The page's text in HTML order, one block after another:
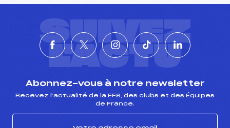
SUIVEZ
L'ACTU
Abonnez-vous à notre newsletter
Recevez l’actualité de la FFS, des clubs et des Équipes
de France.